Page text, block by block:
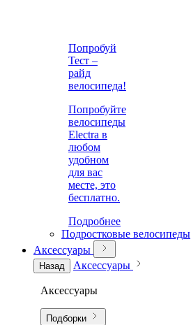
Попробуй
Тест –
райд
велосипеда!
Попробуйте
велосипеды
Electra в
любом
удобном
для вас
месте, это
бесплатно.
Подробнее
Подростковые велосипеды
Аксессуары
Назад Аксессуары
Аксессуары
Подборки